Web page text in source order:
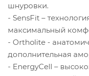
шнуровки.
- SensFit –
максимальный
- Ortholite -
дополнительная
- EnergyCell –